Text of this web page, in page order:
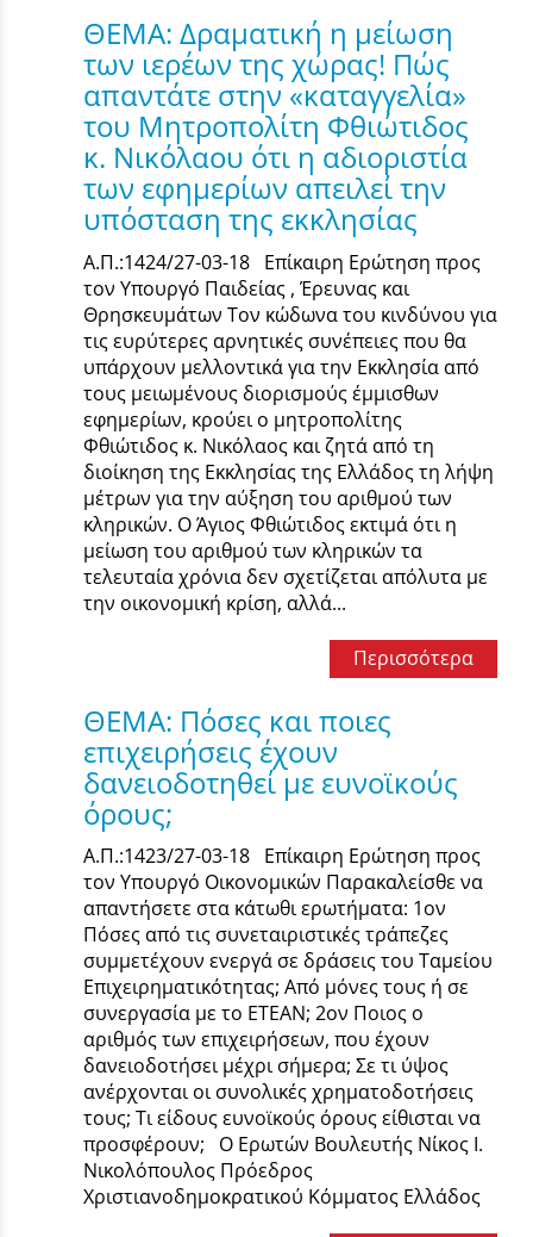
ΘΕΜΑ: Δραματική η μείωση
των ιερέων της χώρας! Πώς
απαντάτε στην «καταγγελία»
του Μητροπολίτη Φθιώτιδος
κ. Νικόλαου ότι η αδιοριστία
των εφημερίων απειλεί την
υπόσταση της εκκλησίας
Α.Π.:1424/27-03-18 Επίκαιρη Ερώτηση προς
τον Υπουργό Παιδείας , Έρευνας και
Θρησκευμάτων Τον κώδωνα του κινδύνου για
τις ευρύτερες αρνητικές συνέπειες που θα
υπάρχουν μελλοντικά για την Εκκλησία από
τους μειωμένους διορισμούς έμμισθων
εφημερίων, κρούει ο μητροπολίτης
Φθιώτιδος κ. Νικόλαος και ζητά από τη
διοίκηση της Εκκλησίας της Ελλάδος τη λήψη
μέτρων για την αύξηση του αριθμού των
κληρικών. Ο Άγιος Φθιώτιδος εκτιμά ότι η
μείωση του αριθμού των κληρικών τα
τελευταία χρόνια δεν σχετίζεται απόλυτα με
την οικονομική κρίση, αλλά...
Περισσότερα
ΘΕΜΑ: Πόσες και ποιες
επιχειρήσεις έχουν
δανειοδοτηθεί με ευνοϊκούς
όρους;
Α.Π.:1423/27-03-18 Επίκαιρη Ερώτηση προς
τον Υπουργό Οικονομικών Παρακαλείσθε να
απαντήσετε στα κάτωθι ερωτήματα: 1ον
Πόσες από τις συνεταιριστικές τράπεζες
συμμετέχουν ενεργά σε δράσεις του Ταμείου
Επιχειρηματικότητας; Από μόνες τους ή σε
συνεργασία με το ΕΤΕΑΝ; 2ον Ποιος ο
αριθμός των επιχειρήσεων, που έχουν
δανειοδοτήσει μέχρι σήμερα; Σε τι ύψος
ανέρχονται οι συνολικές χρηματοδοτήσεις
τους; Τι είδους ευνοϊκούς όρους είθισται να
προσφέρουν; Ο Ερωτών Βουλευτής Νίκος Ι.
Νικολόπουλος Πρόεδρος
Χριστιανοδημοκρατικού Κόμματος Ελλάδος